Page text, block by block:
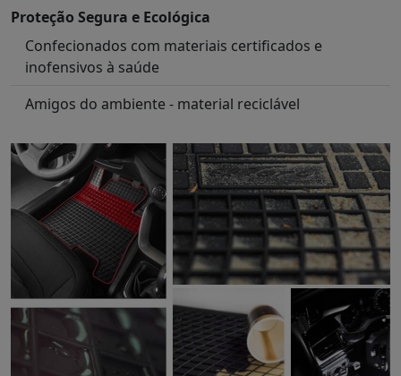
Proteção Segura e Ecológica
Confecionados com materiais certificados e
inofensivos à saúde
Amigos do ambiente - material reciclável